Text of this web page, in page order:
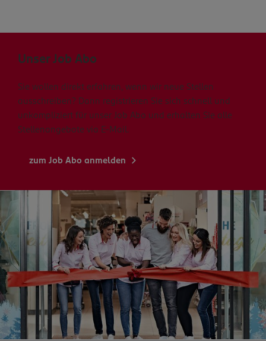
Unser Job Abo
Sie wollen direkt erfahren, wenn wir neue Stellen
ausschreiben? Dann registrieren Sie sich schnell und
unkompliziert für unser Job Abo und erhalten Sie alle
Stellenangebote via E-Mail.
zum Job Abo anmelden